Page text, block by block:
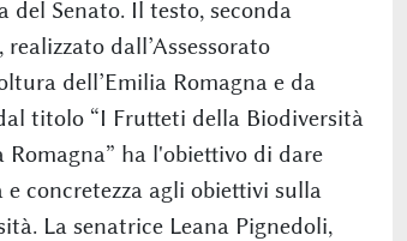
del Senato. Il testo, seconda
realizzato dall’Assessorato
dell’Emilia Romagna e da
titolo “I Frutteti della Biodiversità
Romagna” ha l'obiettivo di dare
e concretezza agli obiettivi sulla
La senatrice Leana Pignedoli,